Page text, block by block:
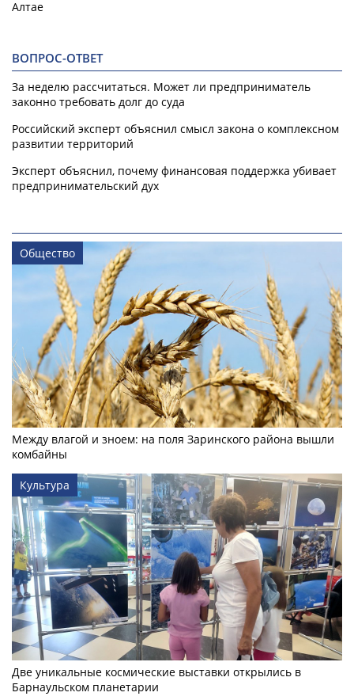
Алтае
ВОПРОС-ОТВЕТ
За неделю рассчитаться. Может ли предприниматель
законно требовать долг до суда
Российский эксперт объяснил смысл закона о комплексном
развитии территорий
Эксперт объяснил, почему финансовая поддержка убивает
предпринимательский дух
Общество
Между влагой и зноем: на поля Заринского района вышли
комбайны
Культура
Две уникальные космические выставки открылись в
Барнаульском планетарии